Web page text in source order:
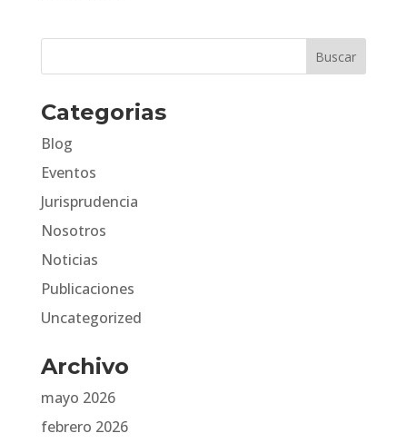
Categorias
Blog
Eventos
Jurisprudencia
Nosotros
Noticias
Publicaciones
Uncategorized
Archivo
mayo 2026
febrero 2026